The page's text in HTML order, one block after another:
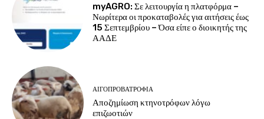
myAGRO: Σε λειτουργία η πλατφόρμα –
Νωρίτερα οι προκαταβολές για αιτήσεις έως
15 Σεπτεμβρίου – Όσα είπε ο διοικητής της
ΑΑΔΕ
ΑΙΓΟΠΡΟΒΑΤΡΟΦΊΑ
Αποζημίωση κτηνοτρόφων λόγω
επιζωοτιών